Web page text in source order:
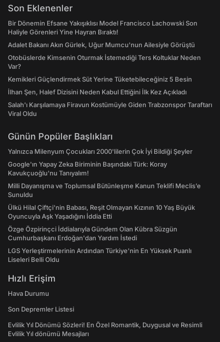
Son Eklenenler
Bir Dönemin Efsane Yakışıklısı Model Francisco Lachowski Son
Haliyle Görenleri Yine Hayran Bıraktı!
Adalet Bakanı Akın Gürlek, Uğur Mumcu'nun Ailesiyle Görüştü
Otobüslerde Kimsenin Oturmak İstemediği Ters Koltuklar Neden
Var?
Kemikleri Güçlendirmek Süt Yerine Tüketebileceğiniz 5 Besin
İlhan Şen, Halef Dizisini Neden Kabul Ettiğini İlk Kez Açıkladı
Salah'ı Karşılamaya Firavun Kostümüyle Giden Trabzonspor Taraftarı
Viral Oldu
Günün Popüler Başlıkları
Yalnızca Milenyum Çocukları 2000'lilerin Çok İyi Bildiği Şeyler
Google'ın Yapay Zeka Biriminin Başındaki Türk: Koray
Kavukçuoğlu'nu Tanıyalım!
Milli Dayanışma ve Toplumsal Bütünleşme Kanun Teklifi Meclis’e
Sunuldu
Ülkü Hilal Çiftçi'nin Babası, Reşit Olmayan Kızının 10 Yaş Büyük
Oyuncuyla Aşk Yaşadığını İddia Etti
Özge Özpirinçci İddialarıyla Gündem Olan Kübra Süzgün
Cumhurbaşkanı Erdoğan'dan Yardım İstedi
LGS Yerleştirmelerinin Ardından Türkiye'nin En Yüksek Puanlı
Liseleri Belli Oldu
Hızlı Erişim
Hava Durumu
Son Depremler Listesi
Evlilik Yıl Dönümü Sözleri! En Özel Romantik, Duygusal ve Resimli
Evlilik Yıl dönümü Mesajları